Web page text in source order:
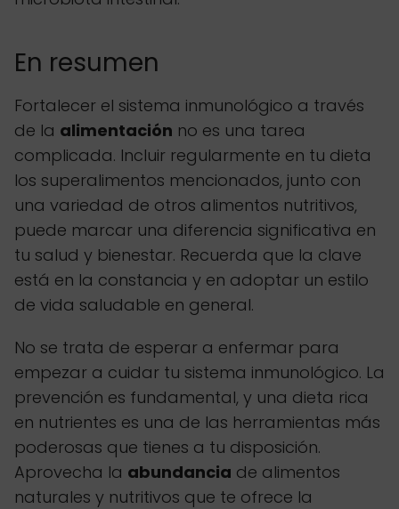
En resumen
Fortalecer el sistema inmunológico a través
de la alimentación no es una tarea
complicada. Incluir regularmente en tu dieta
los superalimentos mencionados, junto con
una variedad de otros alimentos nutritivos,
puede marcar una diferencia significativa en
tu salud y bienestar. Recuerda que la clave
está en la constancia y en adoptar un estilo
de vida saludable en general.
No se trata de esperar a enfermar para
empezar a cuidar tu sistema inmunológico. La
prevención es fundamental, y una dieta rica
en nutrientes es una de las herramientas más
poderosas que tienes a tu disposición.
Aprovecha la abundancia de alimentos
naturales y nutritivos que te ofrece la